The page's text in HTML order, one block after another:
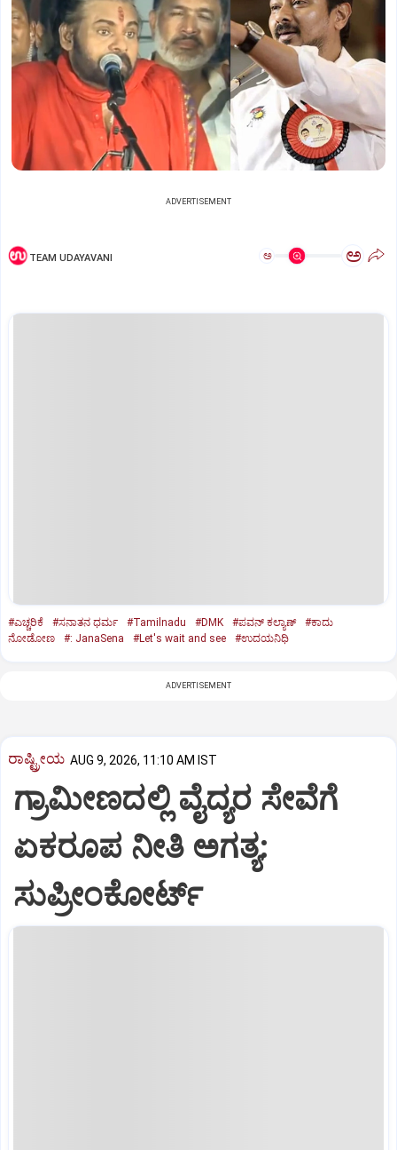
ADVERTISEMENT
TEAM UDAYAVANI ಅ ಅ
#ಎಚ್ಚರಿಕೆ #ಸನಾತನ ಧರ್ಮ #Tamilnadu #DMK #ಪವನ್‌ ಕಲ್ಯಾಣ್‌
#ಕಾದು
ನೋಡೋಣ
#: JanaSena #Let's wait and see #ಉದಯನಿಧಿ
ADVERTISEMENT
ರಾಷ್ಟ್ರೀಯ AUG 9, 2026, 11:10 AM IST
ಗ್ರಾಮೀಣದಲ್ಲಿ ವೈದ್ಯರ ಸೇವೆಗೆ
ಏಕರೂಪ ನೀತಿ ಅಗತ್ಯ:
ಸುಪ್ರೀಂಕೋರ್ಟ್‌